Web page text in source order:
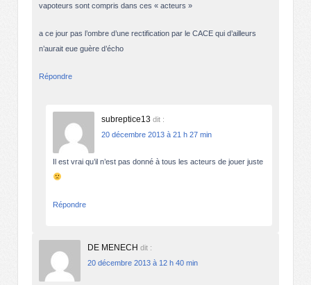
vapoteurs sont compris dans ces « acteurs »
a ce jour pas l’ombre d’une rectification par le CACE qui d’ailleurs
n’aurait eue guère d’écho
Répondre
subreptice13 dit :
20 décembre 2013 à 21 h 27 min
Il est vrai qu’il n’est pas donné à tous les acteurs de jouer juste
Répondre
DE MENECH dit :
20 décembre 2013 à 12 h 40 min